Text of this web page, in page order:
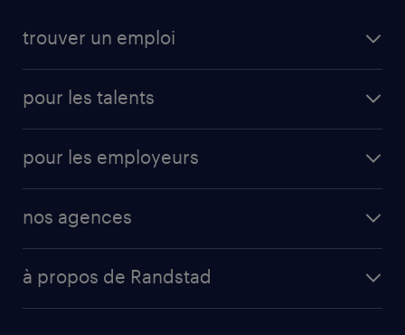
trouver un emploi
pour les talents
pour les employeurs
nos agences
à propos de Randstad